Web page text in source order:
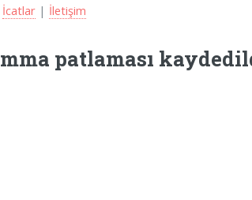
İcatlar | İletişim
patlaması